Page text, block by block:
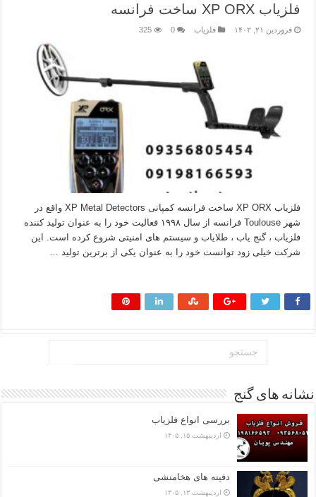
فلزیاب XP ORX ساخت فرانسه
فروردین ۲۱, ۱۴۰۲ فلزیاب 0
325
فلزیاب XP ORX ساخت فرانسه کمپانی XP Metal Detectors واقع در
شهر Toulouse فرانسه از سال ۱۹۹۸ فعالیت خود را به عنوان تولید کننده
فلزیاب ، گنج یاب ، طلایاب و سیستم های امنیتی شروع کرده است. این
شرکت خیلی زود توانست خود را به عنوان یکی از برترین تولید …
نشانه های گنج
بررسی انواع فلزیاب
اردیبهشت ۱۵, ۱۴۰۵
دفینه های هخامنشی
اردیبهشت ۱۳, ۱۴۰۵